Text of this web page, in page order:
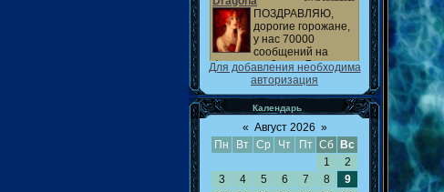
Для добавления необходима
авторизация
Календарь
« Август 2026 »
Пн
Вт Ср Чт Пт Сб
Вс
1
2
3
4 5 6 7 8
9